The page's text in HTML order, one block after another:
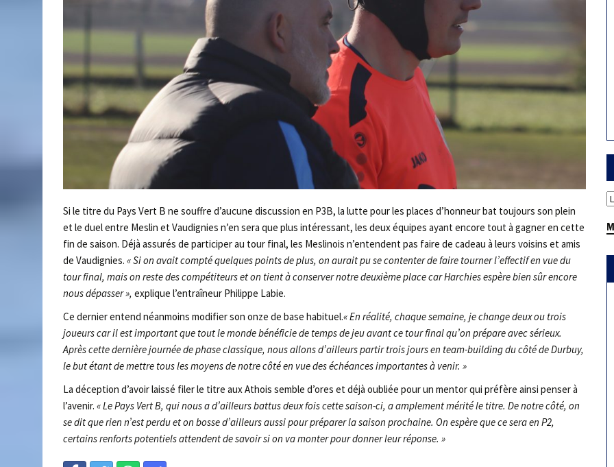
Si le titre du Pays Vert B ne souffre d’aucune discussion en P3B, la lutte pour les places d’honneur bat toujours son plein
et le duel entre Meslin et Vaudignies n’en sera que plus intéressant, les deux équipes ayant encore tout à gagner en cette
fin de saison. Déjà assurés de participer au tour final, les Meslinois n’entendent pas faire de cadeau à leurs voisins et amis
de Vaudignies. « Si on avait compté quelques points de plus, on aurait pu se contenter de faire tourner l’effectif en vue du
tour final, mais on reste des compétiteurs et on tient à conserver notre deuxième place car Harchies espère bien sûr encore
nous dépasser », explique l’entraîneur Philippe Labie.
Ce dernier entend néanmoins modifier son onze de base habituel.« En réalité, chaque semaine, je change deux ou trois
joueurs car il est important que tout le monde bénéficie de temps de jeu avant ce tour final qu’on prépare avec sérieux.
Après cette dernière journée de phase classique, nous allons d’ailleurs partir trois jours en team-building du côté de Durbuy,
le but étant de mettre tous les moyens de notre côté en vue des échéances importantes à venir. »
La déception d’avoir laissé filer le titre aux Athois semble d’ores et déjà oubliée pour un mentor qui préfère ainsi penser à
l’avenir. « Le Pays Vert B, qui nous a d’ailleurs battus deux fois cette saison-ci, a amplement mérité le titre. De notre côté, on
se dit que rien n’est perdu et on bosse d’ailleurs aussi pour préparer la saison prochaine. On espère que ce sera en P2,
certains renforts potentiels attendent de savoir si on va monter pour donner leur réponse. »